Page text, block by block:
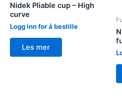
Nidek Pliable cup – High
curve
Logg inn for å bestille
Les mer